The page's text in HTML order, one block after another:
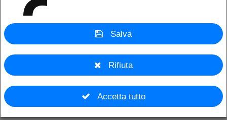
Salva
Rifiuta
Accetta tutto